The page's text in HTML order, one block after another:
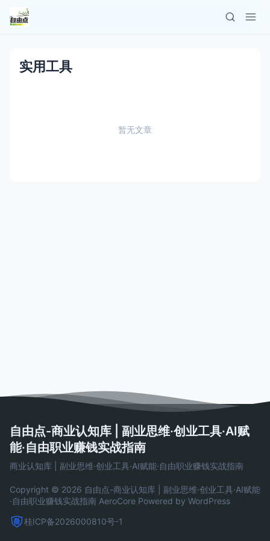
实用工具
暂无文章
自由点-商业认知库 | 副业思维·创业工具·AI赋
能·自由职业赚钱实战指南
商业认知库 | 副业思维·创业工具·AI赋能·自由职业赚钱实战指南
Copyright © 2026 自由点-商业认知库 | 副业思维·创业工具·AI赋能
·自由职业赚钱实战指南 AeroCore Powered by WordPress
桂ICP备2026000810号-1